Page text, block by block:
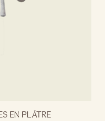
EN PLÂTRE